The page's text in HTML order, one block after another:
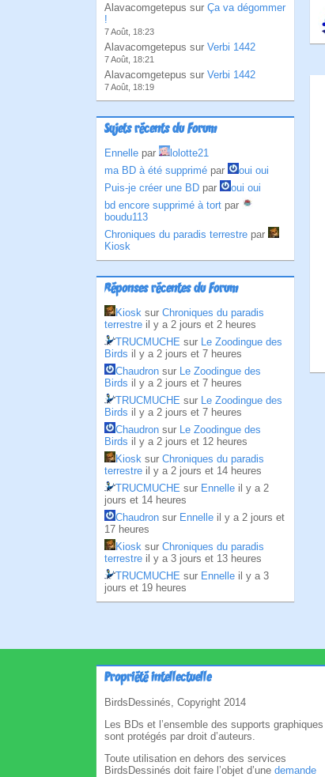
Alavacomgetepus sur Ça va dégommer
!
7 Août, 18:23
Alavacomgetepus sur Verbi 1442
7 Août, 18:21
Alavacomgetepus sur Verbi 1442
7 Août, 18:19
Sujets récents du Forum
Ennelle par
lolotte21
ma BD à été supprimé par
oui oui
Puis-je créer une BD par
oui oui
bd encore supprimé à tort par
boudu113
Chroniques du paradis terrestre par
Kiosk
Réponses récentes du Forum
Kiosk sur Chroniques du paradis
terrestre il y a 2 jours et 2 heures
TRUCMUCHE sur Le Zoodingue des
Birds il y a 2 jours et 7 heures
Chaudron sur Le Zoodingue des
Birds il y a 2 jours et 7 heures
TRUCMUCHE sur Le Zoodingue des
Birds il y a 2 jours et 7 heures
Chaudron sur Le Zoodingue des
Birds il y a 2 jours et 12 heures
Kiosk sur Chroniques du paradis
terrestre il y a 2 jours et 14 heures
TRUCMUCHE sur Ennelle il y a 2
jours et 14 heures
Chaudron sur Ennelle il y a 2 jours et
17 heures
Kiosk sur Chroniques du paradis
terrestre il y a 3 jours et 13 heures
TRUCMUCHE sur Ennelle il y a 3
jours et 19 heures
Propriété intellectuelle
BirdsDessinés, Copyright 2014
Les BDs et l’ensemble des supports graphiques
sont protégés par droit d’auteurs.
Toute utilisation en dehors des services
BirdsDessinés doit faire l’objet d’une demande